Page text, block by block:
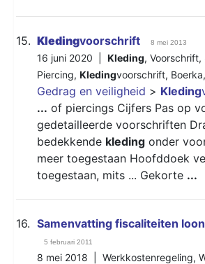
15. Kledingvoorschrift 8 mei 2013
16 juni 2020 | Kleding, Voorschrift,
Piercing, Kledingvoorschrift, Boerka,
Gedrag en veiligheid > Kleding
... of piercings Cijfers Pas op
gedetailleerde voorschriften
bedekkende kleding onder
meer toegestaan Hoofddoek
toegestaan, mits ... Gekorte ...
16. Samenvatting fiscaliteiten
5 februari 2011
8 mei 2018 | Werkkostenregeling,